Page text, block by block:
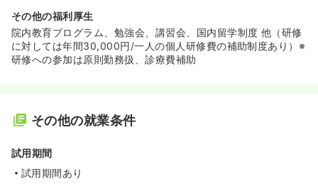
その他の福利厚生
院内教育プログラム、勉強会、講習会、国内留学制度 他（研修
に対しては年間30,000円/一人の個人研修費の補助制度あり）※
研修への参加は原則勤務扱、診療費補助
その他の就業条件
試用期間
試用期間あり